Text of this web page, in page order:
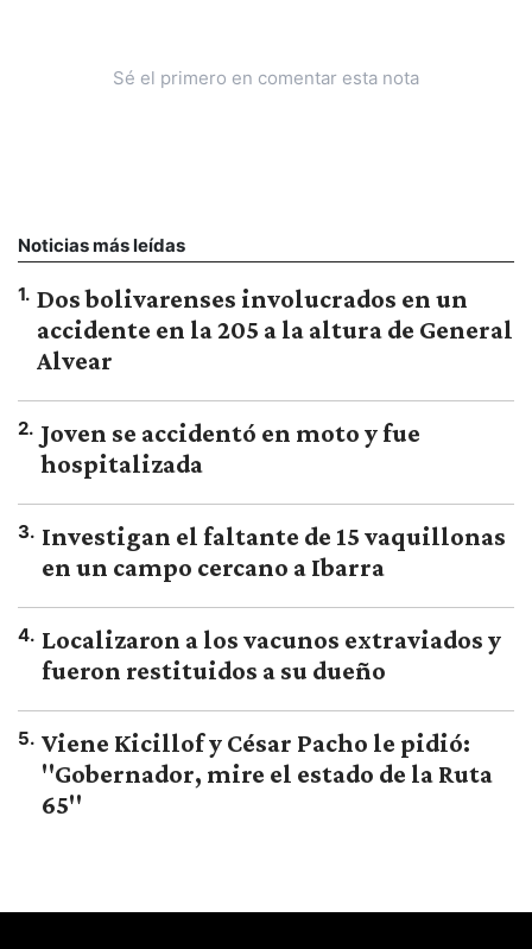
Sé el primero en comentar esta nota
Noticias más leídas
1. Dos bolivarenses involucrados en un
accidente en la 205 a la altura de General
Alvear
2. Joven se accidentó en moto y fue
hospitalizada
3. Investigan el faltante de 15 vaquillonas
en un campo cercano a Ibarra
4. Localizaron a los vacunos extraviados y
fueron restituidos a su dueño
5. Viene Kicillof y César Pacho le pidió:
"Gobernador, mire el estado de la Ruta
65"